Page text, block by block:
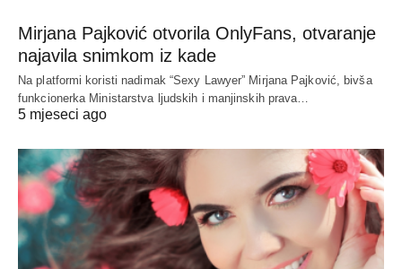
Mirjana Pajković otvorila OnlyFans, otvaranje
najavila snimkom iz kade
Na platformi koristi nadimak “Sexy Lawyer” Mirjana Pajković, bivša
funkcionerka Ministarstva ljudskih i manjinskih prava…
5 mjeseci ago